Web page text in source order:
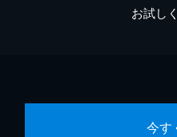
お試し
今す